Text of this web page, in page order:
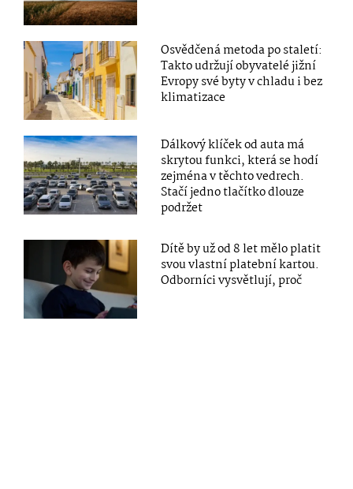
Osvědčená metoda po staletí:
Takto udržují obyvatelé jižní
Evropy své byty v chladu i bez
klimatizace
Dálkový klíček od auta má
skrytou funkci, která se hodí
zejména v těchto vedrech.
Stačí jedno tlačítko dlouze
podržet
Dítě by už od 8 let mělo platit
svou vlastní platební kartou.
Odborníci vysvětlují, proč